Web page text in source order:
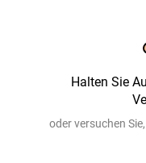
Halten Sie
oder versuchen